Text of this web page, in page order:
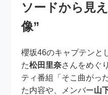
ソードから見
像”
櫻坂46のキャプテンと
た松田里奈さんをめぐ
ティ番組「そこ曲がっ
た内容や、メンバー山